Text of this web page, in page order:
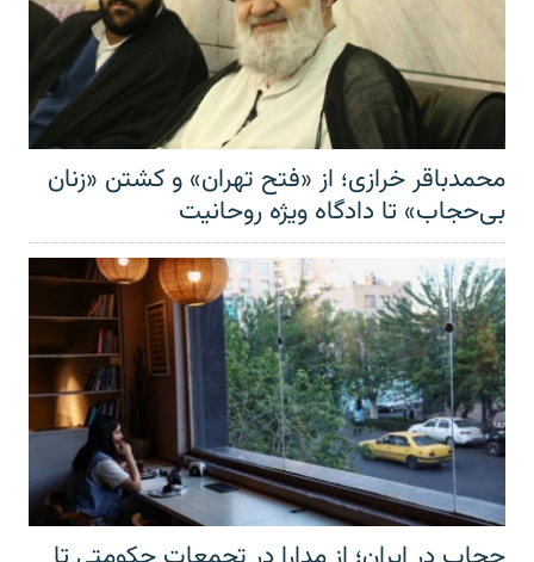
محمدباقر خرازی؛ از «فتح تهران» و کشتن «زنان
بی‌حجاب» تا دادگاه ویژه روحانیت